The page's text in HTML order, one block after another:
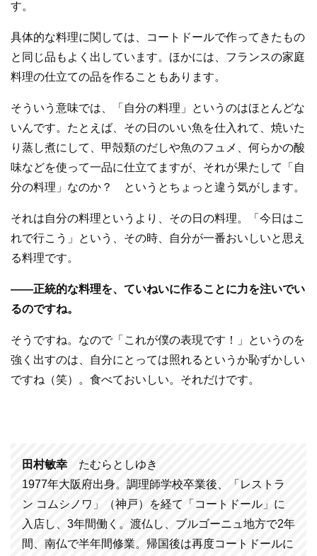
す。
具体的な料理に関しては、コートドールで作ってきたもの
と同じ品もよく出しています。ほかには、フランスの家庭
料理の仕立ての品を作ることもあります。
そういう意味では、「自分の料理」というのはほとんどな
いんです。たとえば、その日のいい魚を仕入れて、焼いた
り蒸し煮にして、甲殻類のだしや魚のフュメ、何らかの酸
味などを使って一品に仕立てますが、それが果たして「自
分の料理」なのか？ というとちょっと違う気がします。
それは自分の料理というより、その日の料理。「今日はこ
れで行こう」という、その時、自分が一番おいしいと思え
る料理です。
——正統的な料理を、ていねいに作ることに力を注いでい
るのですね。
そうですね。なので「これが僕の表現です！」というのを
強く出すのは、自分にとっては照れるというか恥ずかしい
ですね（笑）。食べておいしい。それだけです。
田村敏幸 たむらとしゆき
1977年大阪府出身。調理師学校卒業後、「レストラ
ン コムシノワ」（神戸）を経て「コートドール」に
入店し、3年間働く。渡仏し、ブルゴーニュ地方で2年
間、南仏で半年間修業。帰国後は再度コートドールに